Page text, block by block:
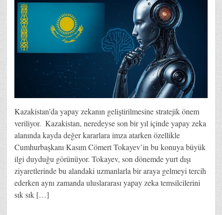
Kazakistan’da yapay zekanın geliştirilmesine stratejik önem
veriliyor. ​​​​​ Kazakistan, neredeyse son bir yıl içinde yapay zeka
alanında kayda değer kararlara imza atarken özellikle
Cumhurbaşkanı Kasım Cömert Tokayev’in bu konuya büyük
ilgi duyduğu görünüyor. Tokayev, son dönemde yurt dışı
ziyaretlerinde bu alandaki uzmanlarla bir araya gelmeyi tercih
ederken aynı zamanda uluslararası yapay zeka temsilcilerini
sık sık […]